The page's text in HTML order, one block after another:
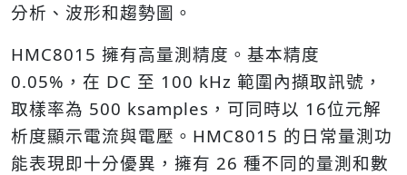
分析、波形和趨勢圖。
HMC8015 擁有高量測精度。基本精度
0.05%，在 DC 至 100 kHz 範圍內擷取訊號，
取樣率為 500 ksamples，可同時以 16位元解
析度顯示電流與電壓。HMC8015 的日常量測功
能表現即十分優異，擁有 26 種不同的量測和數